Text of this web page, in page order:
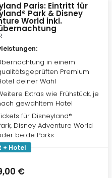
Paris: Eintritt für
Park & Disney
World inkl.
:
in einem
Premium
deiner Wahl
Extras wie Frühstück, je
gewähltem Hotel
für Disneyland®
Disney Adventure World
beide Parks
+ Hotel
€